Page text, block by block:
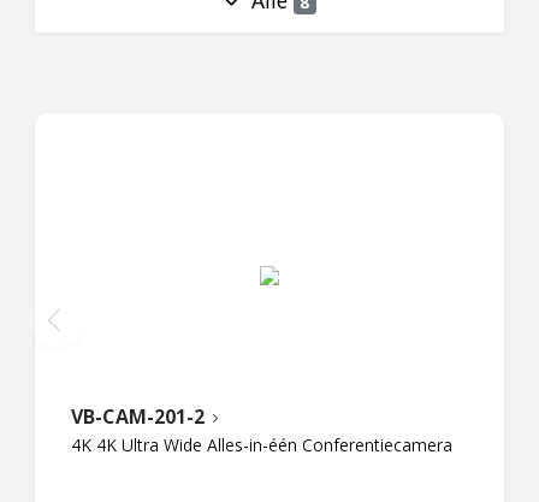
VB-CAM-201-2
4K 4K Ultra Wide Alles-in-één Conferentiecamera